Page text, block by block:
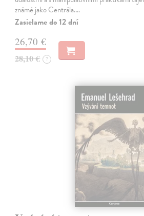
známé jako Centrála.…
Zasielame do 12 dní
26,70 €
28,10 € ?